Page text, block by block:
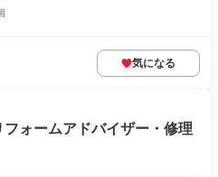
気になる
ォームアドバイザー・修理